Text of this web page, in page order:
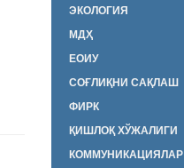
ЭКОЛОГИЯ
МДҲ
ЕОИУ
СОҒЛИҚНИ САҚЛАШ
ФИРК
ҚИШЛОҚ ХЎЖАЛИГИ
КОММУНИКАЦИЯЛАР